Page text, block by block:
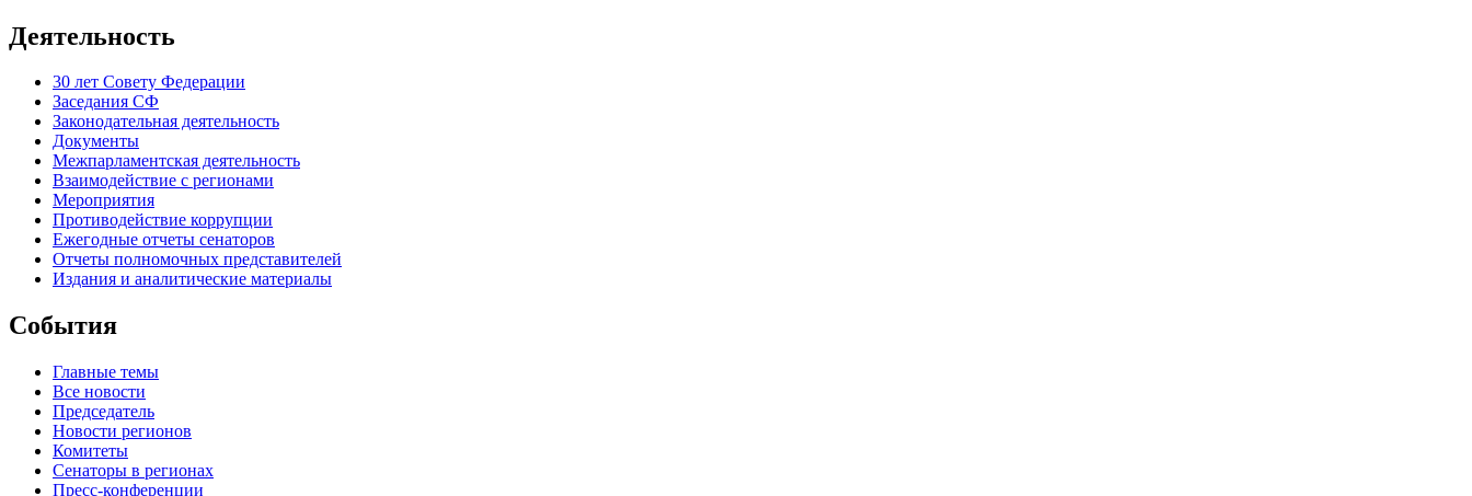
Деятельность
30 лет Совету Федерации
Заседания СФ
Законодательная деятельность
Документы
Межпарламентская деятельность
Взаимодействие с регионами
Мероприятия
Противодействие коррупции
Ежегодные отчеты сенаторов
Отчеты полномочных представителей
Издания и аналитические материалы
События
Главные темы
Все новости
Председатель
Новости регионов
Комитеты
Сенаторы в регионах
Пресс-конференции